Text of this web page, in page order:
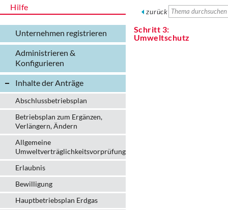
Hilfe
Unternehmen registrieren
Administrieren &
Konfigurieren
Inhalte der Anträge
Abschlussbetriebsplan
Betriebsplan zum Ergänzen,
Verlängern, Ändern
Allgemeine
Umweltverträglichkeitsvorprüfung
Erlaubnis
Bewilligung
Hauptbetriebsplan Erdgas
zurück
Schritt 3:
Umweltschutz